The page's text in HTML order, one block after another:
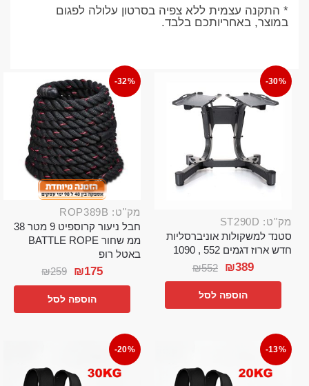
* התקנה עצמית ללא צפיה בסרטון עלולה לפגום
במוצר, באחריותכם בלבד.
-30%
מק"ט: ST290D
סטנד למשקולות אוניברסליות
חדש ארוז דגמים 552 , 1090
₪552 ₪389
הוספה לסל
-32%
מק"ט: ROP389B
חבל ניעור קרוספיט 9 מטר 38
ממ שחור BATTLE ROPE
באטל רופ
₪259 ₪175
הוספה לסל
-13%
-20%